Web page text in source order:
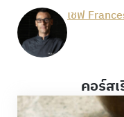
เชฟ
คอร์ส